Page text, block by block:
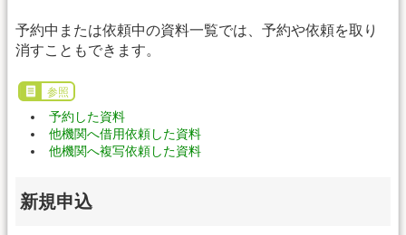
予約中または依頼中の資料一覧では、予約や依頼を取り
消すこともできます。
参照
予約した資料
他機関へ借用依頼した資料
他機関へ複写依頼した資料
新規申込